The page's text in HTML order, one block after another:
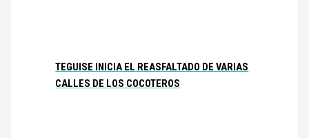
TEGUISE INICIA EL REASFALTADO DE VARIAS
CALLES DE LOS COCOTEROS